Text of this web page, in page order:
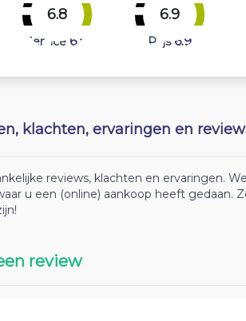
6.8
Service 6.8
6.9
Prijs 6.9
klachten, ervaringen en
reviews, klachten en ervaringen.
u een (online) aankoop heeft
review